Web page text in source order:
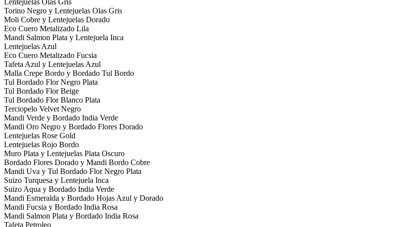
Torino Negro y Lentejuelas Olas Gris
Moli Cobre y Lentejuelas Dorado
Eco Cuero Metalizado Lila
Mandi Salmon Plata y Lentejuela Inca
Lentejuelas Azul
Eco Cuero Metalizado Fucsia
Tafeta Azul y Lentejuelas Azul
Malla Crepe Bordo y Bordado Tul Bordo
Tul Bordado Flor Negro Plata
Tul Bordado Flor Beige
Tul Bordado Flor Blanco Plata
Terciopelo Velvet Negro
Mandi Verde y Bordado India Verde
Mandi Oro Negro y Bordado Flores Dorado
Lentejuelas Rose Gold
Lentejuelas Rojo Bordo
Muro Plata y Lentejuelas Plata Oscuro
Bordado Flores Dorado y Mandi Bordo Cobre
Mandi Uva y Tul Bordado Flor Negro Plata
Suizo Turquesa y Lentejuela Inca
Suizo Aqua y Bordado India Verde
Mandi Esmeralda y Bordado Hojas Azul y Dorado
Mandi Fucsia y Bordado India Rosa
Mandi Salmon Plata y Bordado India Rosa
Tafeta Petroleo